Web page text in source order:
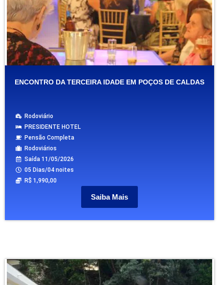
ENCONTRO DA TERCEIRA IDADE EM POÇOS DE CALDAS
Rodoviário
PRESIDENTE HOTEL
Pensão Completa
Rodoviários
Saída 11/05/2026
05 Dias/04 noites
R$ 1,990,00
Saiba Mais